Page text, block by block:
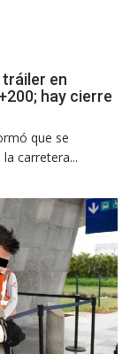
en
hay cierre
que se
carretera...